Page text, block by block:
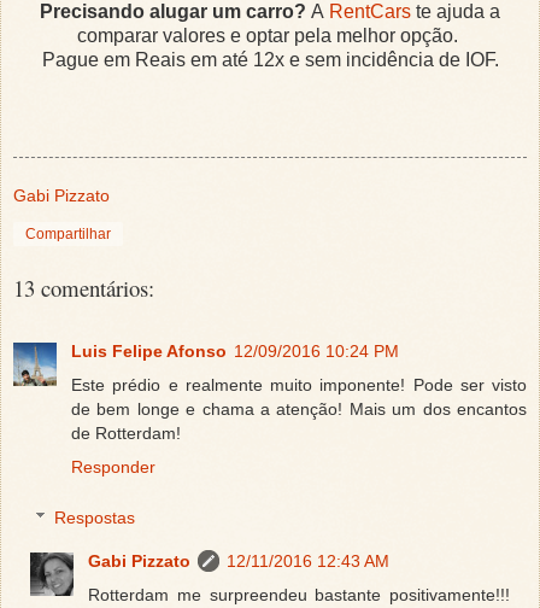
Precisando alugar um carro? A RentCars te ajuda a
comparar valores e optar pela melhor opção.
Pague em Reais em até 12x e sem incidência de IOF.
Gabi Pizzato
Compartilhar
13 comentários:
Luis Felipe Afonso 12/09/2016 10:24 PM
Este prédio e realmente muito imponente! Pode ser visto
de bem longe e chama a atenção! Mais um dos encantos
de Rotterdam!
Responder
Respostas
Gabi Pizzato
12/11/2016 12:43 AM
Rotterdam me surpreendeu bastante positivamente!!!